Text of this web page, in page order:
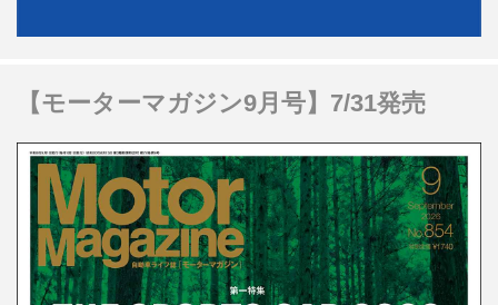
【モーターマガジン9月号】7/31発売